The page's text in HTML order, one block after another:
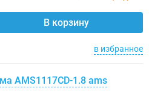
В корзину
в избранное
AMS1117CD-1.8 ams